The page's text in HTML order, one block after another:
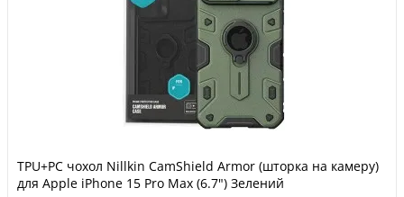
TPU+PC чохол Nillkin CamShield Armor (шторка на камеру)
для Apple iPhone 15 Pro Max (6.7") Зелений